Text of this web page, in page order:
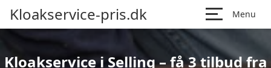
Kloakservice-pris.dk Menu
Kloakservice i Selling – få 3 tilbud fra